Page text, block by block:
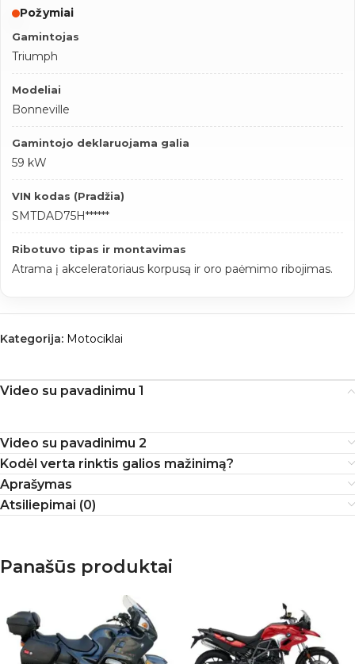
Požymiai
Gamintojas
Triumph
Modeliai
Bonneville
Gamintojo deklaruojama galia
59 kW
VIN kodas (Pradžia)
SMTDAD75H******
Ribotuvo tipas ir montavimas
Atrama į akceleratoriaus korpusą ir oro paėmimo ribojimas.
Kategorija: Motociklai
Video su pavadinimu 1
Video su pavadinimu 2
Kodėl verta rinktis galios mažinimą?
Aprašymas
Atsiliepimai (0)
Panašūs produktai